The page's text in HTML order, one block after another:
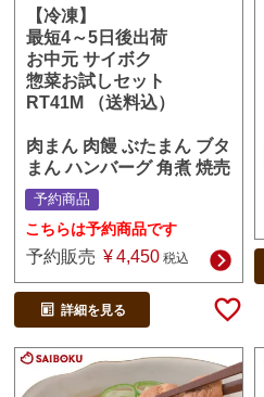
【冷凍】
最短4～5日後出荷
お中元 サイボク
惣菜お試しセット
RT41M （送料込）
肉まん 肉饅 ぶたまん ブタ
まん ハンバーグ 角煮 焼売
予約商品
こちらは予約商品です
予約販売 ¥ 4,450 税込
詳細を見る